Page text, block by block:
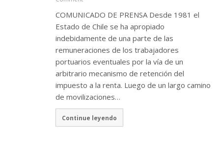
COMUNICADO DE PRENSA Desde 1981 el
Estado de Chile se ha apropiado
indebidamente de una parte de las
remuneraciones de los trabajadores
portuarios eventuales por la vía de un
arbitrario mecanismo de retención del
impuesto a la renta. Luego de un largo camino
de movilizaciones…
Continue leyendo